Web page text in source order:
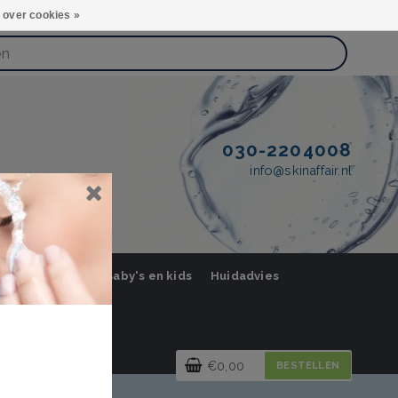
030-2204008
info@skinaffair.nl
Mannen Baby's en kids Huidadvies
€0,00 BESTELLEN
over cookies »